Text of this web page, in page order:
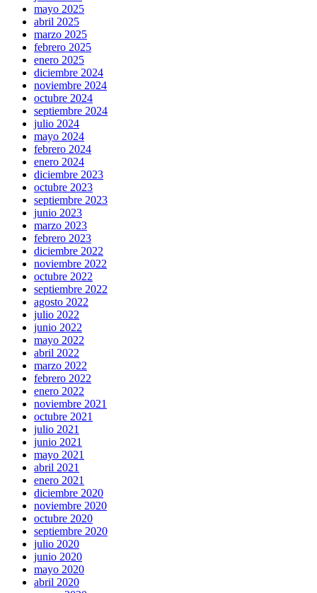
mayo 2025
abril 2025
marzo 2025
febrero 2025
enero 2025
diciembre 2024
noviembre 2024
octubre 2024
septiembre 2024
julio 2024
mayo 2024
febrero 2024
enero 2024
diciembre 2023
octubre 2023
septiembre 2023
junio 2023
marzo 2023
febrero 2023
diciembre 2022
noviembre 2022
octubre 2022
septiembre 2022
agosto 2022
julio 2022
junio 2022
mayo 2022
abril 2022
marzo 2022
febrero 2022
enero 2022
noviembre 2021
octubre 2021
julio 2021
junio 2021
mayo 2021
abril 2021
enero 2021
diciembre 2020
noviembre 2020
octubre 2020
septiembre 2020
julio 2020
junio 2020
mayo 2020
abril 2020